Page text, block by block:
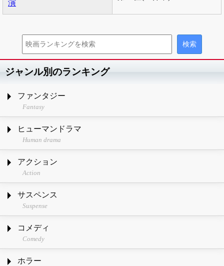
演
ジャンル別のランキング
ファンタジー
Fantasy
ヒューマンドラマ
Human drama
アクション
Action
サスペンス
Suspense
コメディ
Comedy
ホラー